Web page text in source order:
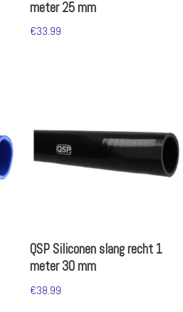
meter 25 mm
€33.99
QSP Siliconen slang recht 1
meter 30 mm
€38.99